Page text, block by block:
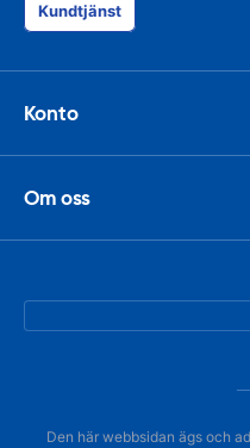
Kundtjänst
Konto
Om oss
Den här webbsidan ägs och